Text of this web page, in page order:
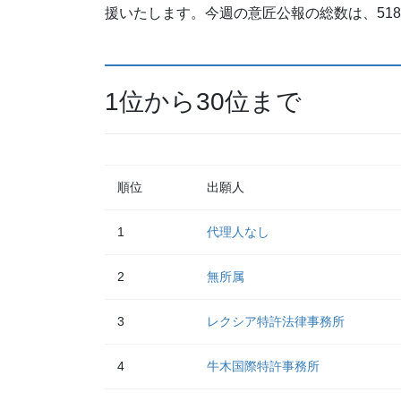
援いたします。今週の意匠公報の総数は、518
1位から30位まで
順位 出願人
1 代理人なし
2 無所属
3 レクシア特許法律事務所
4 牛木国際特許事務所